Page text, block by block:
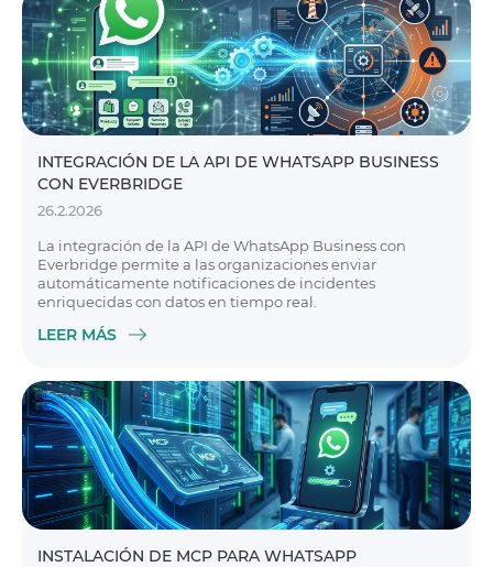
INTEGRACIÓN DE LA API DE WHATSAPP BUSINESS
CON EVERBRIDGE
26.2.2026
La integración de la API de WhatsApp Business con
Everbridge permite a las organizaciones enviar
automáticamente notificaciones de incidentes
enriquecidas con datos en tiempo real.
LEER MÁS
INSTALACIÓN DE MCP PARA WHATSAPP